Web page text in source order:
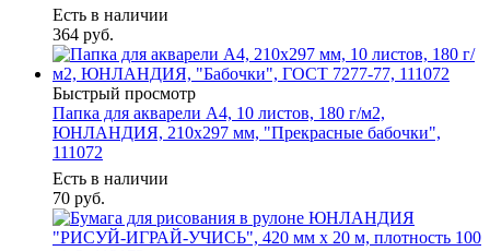
Есть в наличии
364 руб.
Быстрый просмотр
Папка для акварели А4, 10 листов, 180 г/м2,
ЮНЛАНДИЯ, 210х297 мм, "Прекрасные бабочки",
111072
Есть в наличии
70 руб.